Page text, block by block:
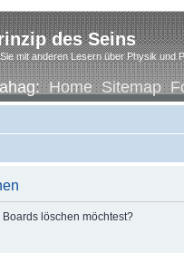
des Seins
mit anderen Lesern über Physik und
Home Sitemap
löschen möchtest?